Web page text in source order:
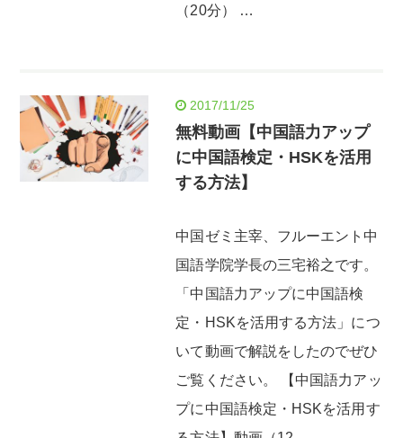
（20分） …
2017/11/25
無料動画【中国語力アップ
に中国語検定・HSKを活用
する方法】
中国ゼミ主宰、フルーエント中
国語学院学長の三宅裕之です。
「中国語力アップに中国語検
定・HSKを活用する方法」につ
いて動画で解説をしたのでぜひ
ご覧ください。 【中国語力アッ
プに中国語検定・HSKを活用す